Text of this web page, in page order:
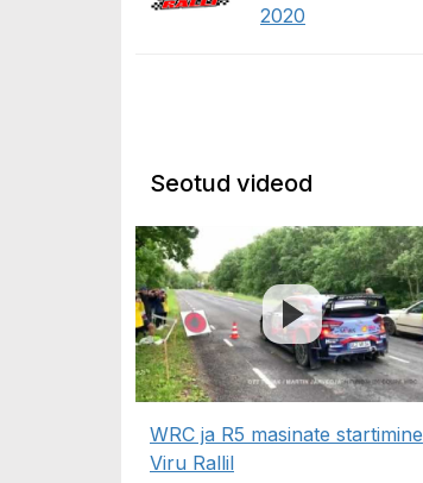
2020
Seotud videod
WRC ja R5 masinate startimine
Viru Rallil